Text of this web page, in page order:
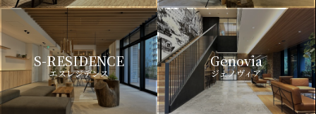
S-RESIDENCE
エスレジデンス
Genovia
ジェノヴィア